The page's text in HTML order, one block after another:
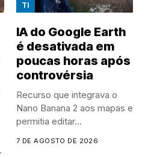
TI
IA do Google Earth
é desativada em
poucas horas após
controvérsia
Recurso que integrava o
Nano Banana 2 aos mapas e
permitia editar...
7 DE AGOSTO DE 2026